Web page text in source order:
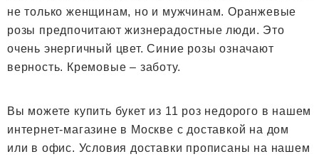
не только женщинам, но и мужчинам. Оранжевые
розы предпочитают жизнерадостные люди. Это
очень энергичный цвет. Синие розы означают
верность. Кремовые – заботу.
Вы можете купить букет из 11 роз недорого в нашем
интернет-магазине в Москве с доставкой на дом
или в офис. Условия доставки прописаны на нашем